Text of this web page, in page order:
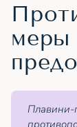
меры
Плавини-